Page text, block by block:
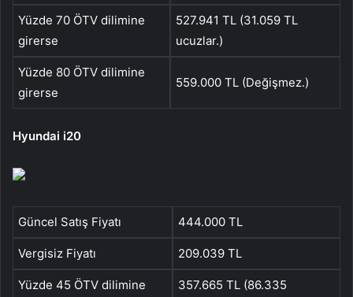
Yüzde 70 ÖTV dilimine
girerse
527.941 TL (31.059 TL
ucuzlar.)
Yüzde 80 ÖTV dilimine
girerse
559.000 TL (Değişmez.)
Hyundai i20
Güncel Satış Fiyatı 444.000 TL
Vergisiz Fiyatı 209.039 TL
Yüzde 45 ÖTV dilimine
357.665 TL (86.335